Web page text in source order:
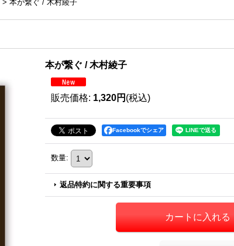
> 本が繋ぐ / 木村綾子
本が繋ぐ / 木村綾子
販売価格: 1,320円 (税込)
Facebookでシェア
数量:
返品特約に関する重要事項